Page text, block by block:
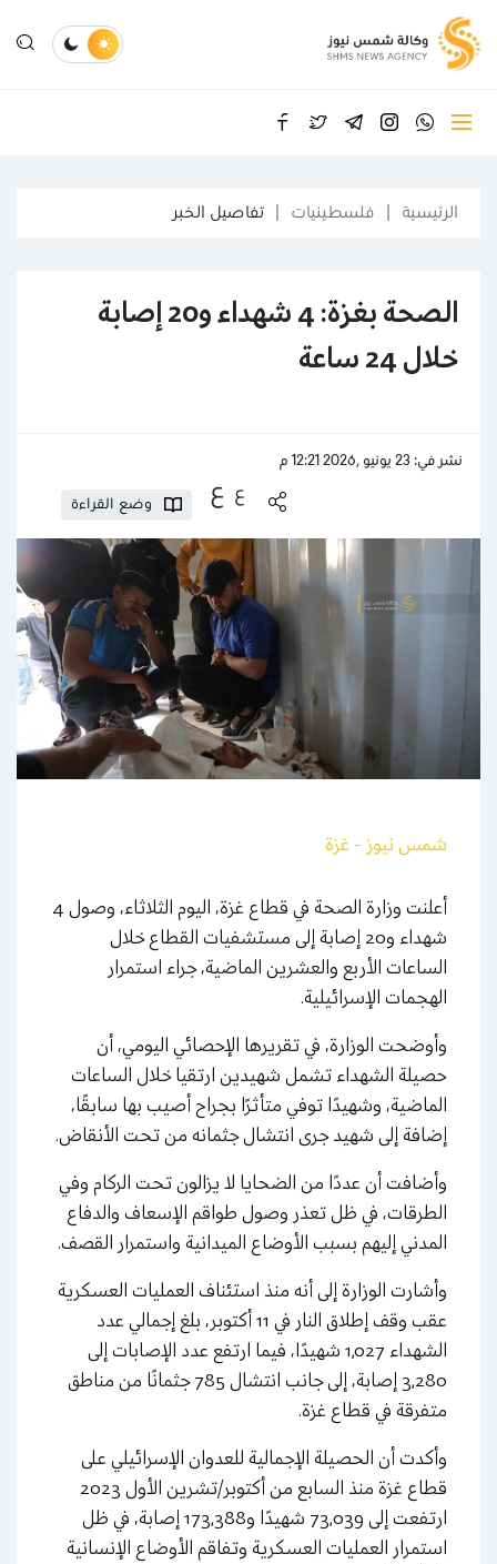
الرئيسية فلسطينيات تفاصيل الخبر
الصحة بغزة: 4 شهداء و20 إصابة
خلال 24 ساعة
نشر في: 23 يونيو ,2026 12:21 م
ع ع
وضع القراءة
شمس نيوز - غزة
أعلنت وزارة الصحة في قطاع غزة، اليوم الثلاثاء، وصول 4
شهداء و20 إصابة إلى مستشفيات القطاع خلال
الساعات الأربع والعشرين الماضية، جراء استمرار
الهجمات الإسرائيلية.
وأوضحت الوزارة، في تقريرها الإحصائي اليومي، أن
حصيلة الشهداء تشمل شهيدين ارتقيا خلال الساعات
الماضية، وشهيدًا توفي متأثرًا بجراح أصيب بها سابقًا،
إضافة إلى شهيد جرى انتشال جثمانه من تحت الأنقاض.
وأضافت أن عددًا من الضحايا لا يزالون تحت الركام وفي
الطرقات، في ظل تعذر وصول طواقم الإسعاف والدفاع
المدني إليهم بسبب الأوضاع الميدانية واستمرار القصف.
وأشارت الوزارة إلى أنه منذ استئناف العمليات العسكرية
عقب وقف إطلاق النار في 11 أكتوبر، بلغ إجمالي عدد
الشهداء 1,027 شهيدًا، فيما ارتفع عدد الإصابات إلى
3,280 إصابة، إلى جانب انتشال 785 جثمانًا من مناطق
متفرقة في قطاع غزة.
وأكدت أن الحصيلة الإجمالية للعدوان الإسرائيلي على
قطاع غزة منذ السابع من أكتوبر/تشرين الأول 2023
ارتفعت إلى 73,039 شهيدًا و173,388 إصابة، في ظل
استمرار العمليات العسكرية وتفاقم الأوضاع الإنسانية